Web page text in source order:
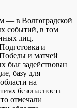
— в Волгоградской
событий, в том
лиц,
и
и матчей
был задействован
базу для
на
безопасность
отмечали